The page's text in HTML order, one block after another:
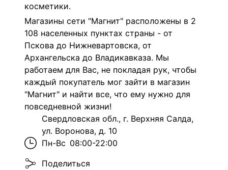
косметики.
Магазины сети "Магнит" расположены в 2
108 населенных пунктах страны - от
Пскова до Нижневартовска, от
Архангельска до Владикавказа. Мы
работаем для Вас, не покладая рук, чтобы
каждый покупатель мог зайти в магазин
"Магнит" и найти все, что ему нужно для
повседневной жизни!
Свердловская обл., г. Верхняя Салда,
ул. Воронова, д. 10
Пн-Вс 08:00-22:00
Поделиться